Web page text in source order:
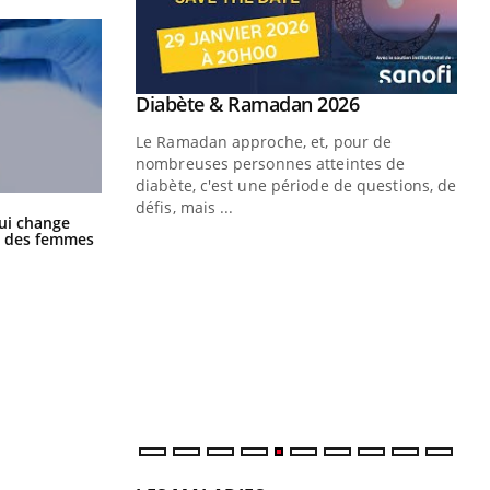
change
femmes
La sieste empêche-t-elle de dormir
Mains : se
tout nouveau
piscine,
Youtube
Diabète & Ramadan 2026Youtube
Le Ramadan approche, et, pour de
nombreuses personnes atteintes de
diabète, c'est une période de questions, de
défis, mais ...